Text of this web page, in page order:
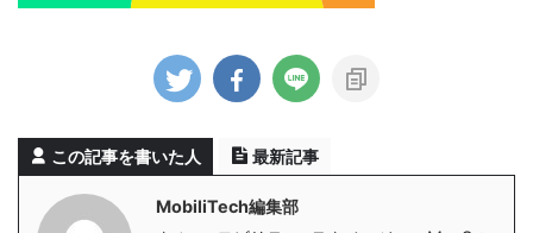
この記事を書いた人 最新記事
MobiliTech編集部